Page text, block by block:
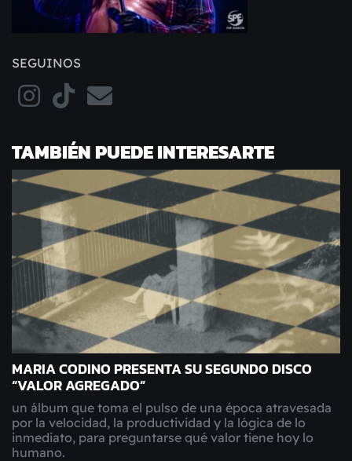
SEGUINOS
TAMBIÉN PUEDE INTERESARTE
MARIA CODINO PRESENTA SU SEGUNDO DISCO
“VALOR AGREGADO”
un álbum que toma el pulso de una época atravesada
por la velocidad, la productividad y la lógica de lo
inmediato, para preguntarse qué valor tiene hoy lo
humano.